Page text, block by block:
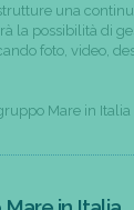
una
la possibilità di
foto, video,
Mare in Italia